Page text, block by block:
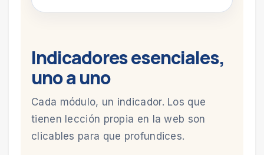
Indicadores esenciales,
uno a uno
Cada módulo, un indicador. Los que
tienen lección propia en la web son
clicables para que profundices.